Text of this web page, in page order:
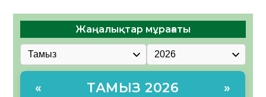
Жаңалықтар мұрағаты
« ТАМЫЗ 2026 »